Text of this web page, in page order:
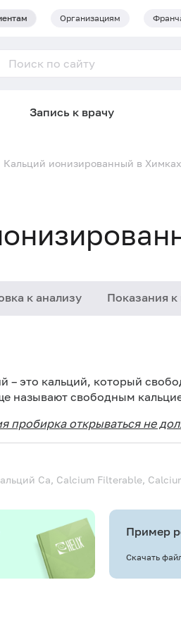
Организациям
Запись к врачу
Кальций ионизированный в Химках
к анализу Показания
– это кальций, который
называют свободным
пробирка открываться не
Ca, Calcium Filterable,
Пример
Скачать